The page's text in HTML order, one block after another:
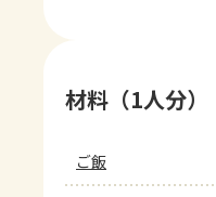
材料（1人分）
ご飯